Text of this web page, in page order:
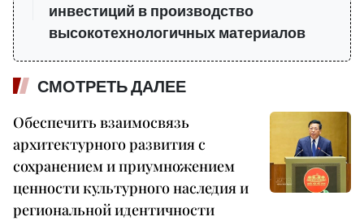
инвестиций в производство
высокотехнологичных материалов
СМОТРЕТЬ ДАЛЕЕ
Обеспечить взаимосвязь
архитектурного развития с
сохранением и приумножением
ценности культурного наследия и
региональной идентичности